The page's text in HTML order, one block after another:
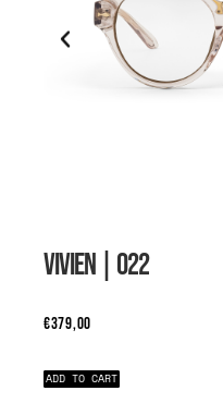
VIVIEN | 022
€379,00
ADD TO CART